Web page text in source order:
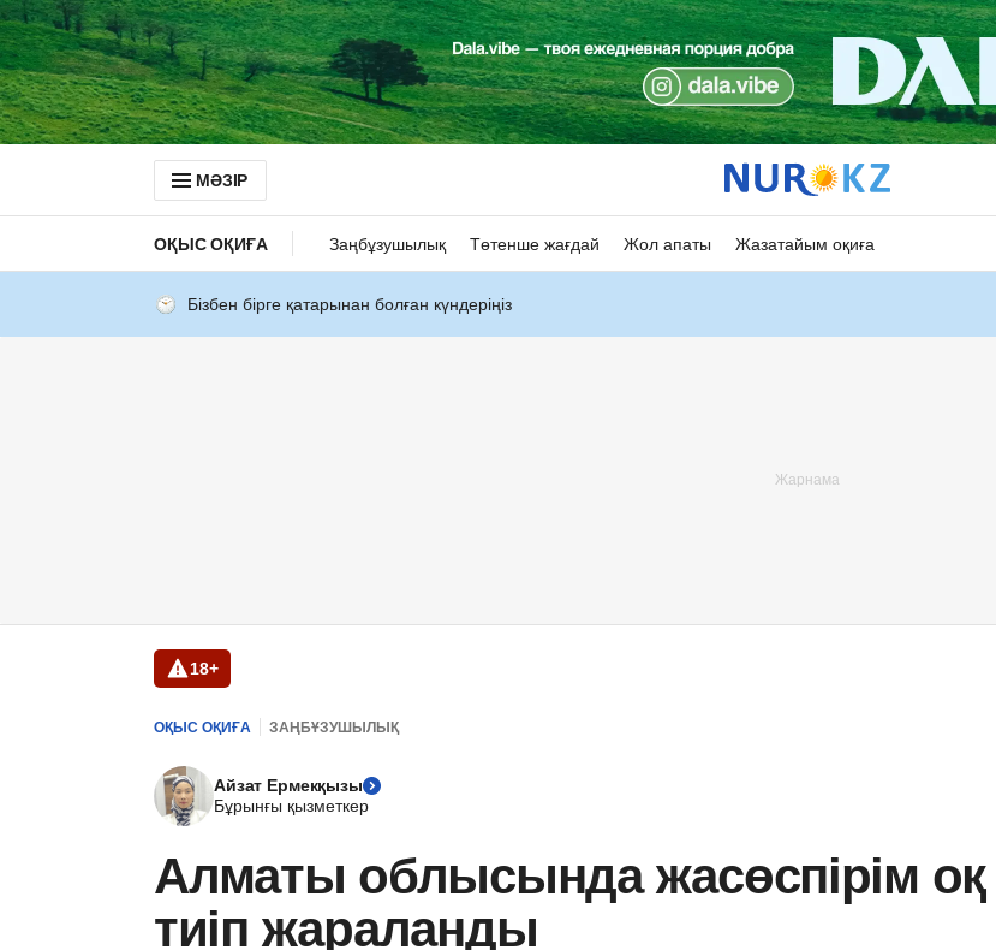
МӘЗІР
ОҚЫС ОҚИҒА Заңбұзушылық Төтенше жағдай Жол апаты Жазатайым оқиға
Бізбен бірге қатарынан болған күндеріңіз
18+
ОҚЫС ОҚИҒА ЗАҢБҰЗУШЫЛЫҚ
Айзат Ермекқызы
Бұрынғы қызметкер
Алматы облысында жасөспірім оқ
тиіп жараланды